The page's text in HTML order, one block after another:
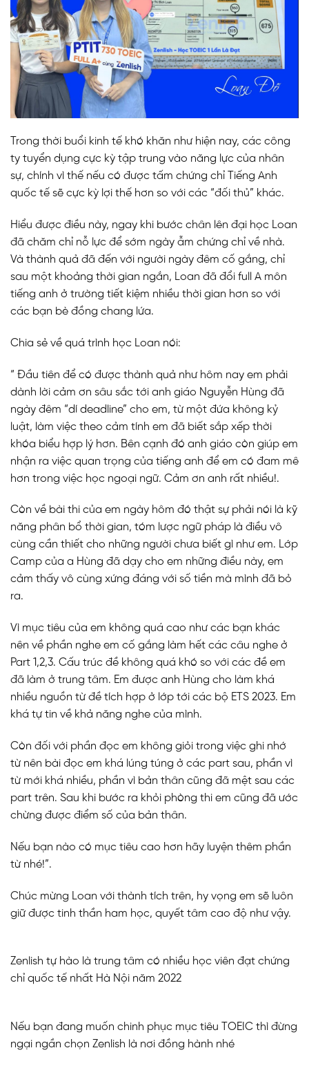
Trong thời buổi kinh tế khó khăn như hiện nay, các công
ty tuyển dụng cực kỳ tập trung vào năng lực của nhân
sự, chính vì thế nếu có được tấm chứng chỉ Tiếng Anh
quốc tế sẽ cực kỳ lợi thế hơn so với các “đối thủ” khác.
Hiểu được điều này, ngay khi bước chân lên đại học Loan
đã chăm chỉ nỗ lực để sớm ngày ẫm chứng chỉ về nhà.
Và thành quả đã đến với người ngày đêm cố gắng, chỉ
sau một khoảng thời gian ngắn, Loan đã đổi full A môn
tiếng anh ở trường tiết kiệm nhiều thời gian hơn so với
các bạn bè đồng chang lứa.
Chia sẻ về quá trình học Loan nói:
“ Đầu tiên để có được thành quả như hôm nay em phải
dành lời cảm ơn sâu sắc tới anh giáo Nguyễn Hùng đã
ngày đêm “dí deadline” cho em, từ một đứa không kỷ
luật, làm việc theo cảm tính em đã biết sắp xếp thời
khóa biểu hợp lý hơn. Bên cạnh đó anh giáo còn giúp em
nhận ra việc quan trọng của tiếng anh để em có đam mê
hơn trong việc học ngoại ngữ. Cảm ơn anh rất nhiều!.
Còn về bài thi của em ngày hôm đó thật sự phải nói là kỹ
năng phân bổ thời gian, tóm lược ngữ pháp là điều vô
cùng cần thiết cho những người chưa biết gì như em. Lớp
Camp của a Hùng đã dạy cho em những điều này, em
cảm thấy vô cùng xứng đáng với số tiền mà mình đã bỏ
ra.
Vì mục tiêu của em không quá cao như các bạn khác
nên về phần nghe em cố gắng làm hết các câu nghe ở
Part 1,2,3. Cấu trúc đề không quá khó so với các đề em
đã làm ở trung tâm. Em được anh Hùng cho làm khá
nhiều nguồn từ đề tích hợp ở lớp tới các bộ ETS 2023. Em
khá tự tin về khả năng nghe của mình.
Còn đối với phần đọc em không giỏi trong việc ghi nhớ
từ nên bài đọc em khá lúng túng ở các part sau, phần vì
từ mới khá nhiều, phần vì bản thân cũng đã mệt sau các
part trên. Sau khi bước ra khỏi phòng thi em cũng đã ước
chừng được điểm số của bản thân.
Nếu bạn nào có mục tiêu cao hơn hãy luyện thêm phần
từ nhé!”.
Chúc mừng Loan với thành tích trên, hy vọng em sẽ luôn
giữ được tinh thần ham học, quyết tâm cao độ như vậy.
Zenlish tự hào là trung tâm có nhiều học viên đạt chứng
chỉ quốc tế nhất Hà Nội năm 2022
Nếu bạn đang muốn chinh phục mục tiêu TOEIC thì đừng
ngại ngần chọn Zenlish là nơi đồng hành nhé